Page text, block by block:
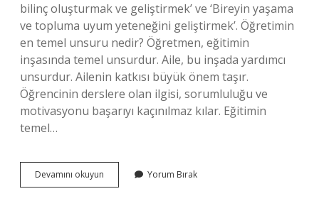
bilinç oluşturmak ve geliştirmek’ ve ‘Bireyin yaşama
ve topluma uyum yeteneğini geliştirmek’. Öğretimin
en temel unsuru nedir? Öğretmen, eğitimin
inşasında temel unsurdur. Aile, bu inşada yardımcı
unsurdur. Ailenin katkısı büyük önem taşır.
Öğrencinin derslere olan ilgisi, sorumluluğu ve
motivasyonu başarıyı kaçınılmaz kılar. Eğitimin
temel…
Devamını okuyun
Unsurları
Yorum Bırak